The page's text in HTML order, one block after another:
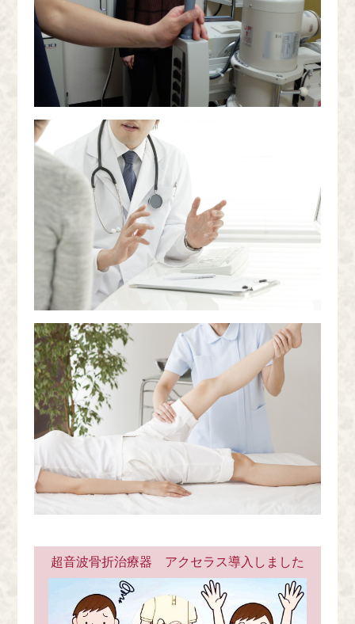
超音波骨折治療器 アクセラス導入しました